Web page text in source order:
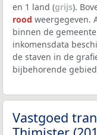
en 1 land (grijs).
rood weergegeven.
binnen de
inkomensdata
de staven in de
bijbehorende
Vastgoed